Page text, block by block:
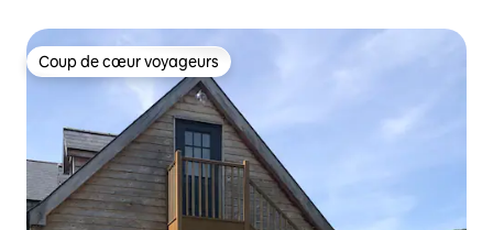
Coup de cœur voyageurs
Coup de cœur voyageurs